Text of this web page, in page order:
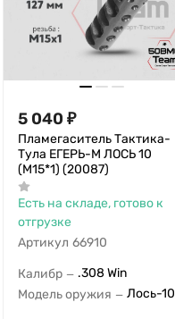
5 040 ₽
Пламегаситель Тактика-
Тула ЕГЕРЬ-М ЛОСЬ 10
(М15*1) (20087)
Есть на складе, готово к
отгрузке
Артикул 66910
Калибр — .308 Win
Модель оружия — Лось-10